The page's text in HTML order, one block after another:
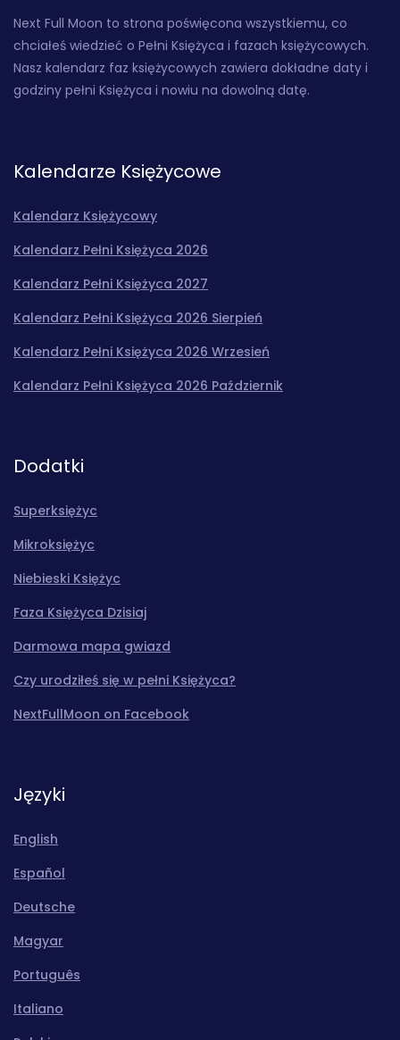
Next Full Moon to strona poświęcona wszystkiemu, co
chciałeś wiedzieć o Pełni Księżyca i fazach księżycowych.
Nasz kalendarz faz księżycowych zawiera dokładne daty i
godziny pełni Księżyca i nowiu na dowolną datę.
Kalendarze Księżycowe
Kalendarz Księżycowy
Kalendarz Pełni Księżyca 2026
Kalendarz Pełni Księżyca 2027
Kalendarz Pełni Księżyca 2026 Sierpień
Kalendarz Pełni Księżyca 2026 Wrzesień
Kalendarz Pełni Księżyca 2026 Październik
Dodatki
Superksiężyc
Mikroksiężyc
Niebieski Księżyc
Faza Księżyca Dzisiaj
Darmowa mapa gwiazd
Czy urodziłeś się w pełni Księżyca?
NextFullMoon on Facebook
Języki
English
Español
Deutsche
Magyar
Português
Italiano